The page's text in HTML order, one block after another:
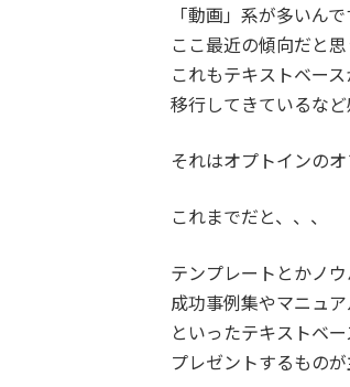
「動画」系が多いんで
ここ最近の傾向だと
これもテキストベー
移行してきているなど
それはオプトインのオ
これまでだと、、、
テンプレートとかノ
成功事例集やマニュ
といったテキストベ
プレゼントするものが